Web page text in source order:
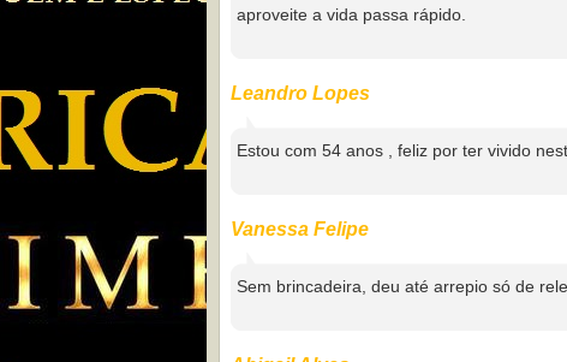
aproveite a vida passa rápido.
Leandro Lopes
Estou com 54 anos , feliz por ter vivido
Vanessa Felipe
Sem brincadeira, deu até arrepio só de